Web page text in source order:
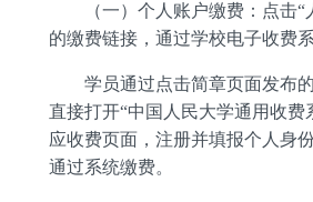
（一）个人账户缴费：点击“
的缴费链接，通过学校电子收费系
学员通过点击简章页面发布的
直接打开“中国人民大学通用收费
应收费页面，注册并填报个人身
通过系统缴费。